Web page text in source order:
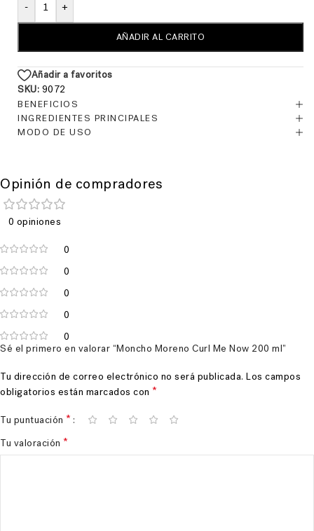
- +
AÑADIR AL CARRITO
Añadir a favoritos
SKU: 9072
BENEFICIOS
INGREDIENTES PRINCIPALES
MODO DE USO
Opinión de compradores
0 opiniones
0
0
0
0
0
Sé el primero en valorar “Moncho Moreno Curl Me Now 200 ml”
Tu dirección de correo electrónico no será publicada. Los campos
obligatorios están marcados con *
Tu puntuación *
Tu valoración *